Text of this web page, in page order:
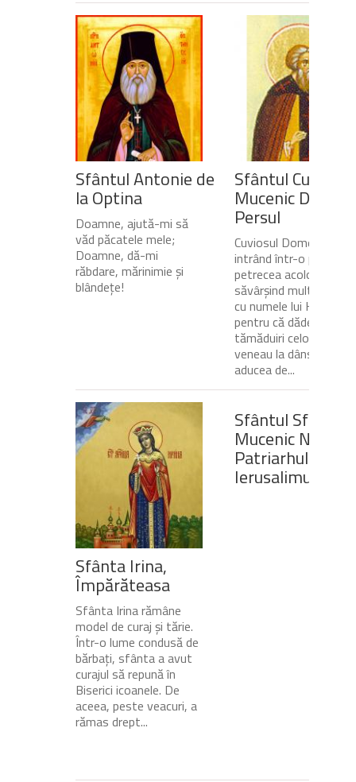
Sfântul Antonie de
la Optina
Doamne, ajută-mi să
văd păcatele mele;
Doamne, dă-mi
răbdare, mărinimie şi
blândeţe!
Sfântul Cuvios
Mucenic
Persul
Cuviosul Dometie
intrând într-o peșteră,
petrecea acolo
săvârșind multe minuni
cu numele lui Hristos,
pentru că dădea
tămăduiri celor ce
veneau la dânsul și îi
aducea de...
Sfânta Irina,
Împărăteasa
Sfânta Irina rămâne
model de curaj și tărie.
Într-o lume condusă de
bărbați, sfânta a avut
curajul să repună în
Biserici icoanele. De
aceea, peste veacuri, a
rămas drept...
Sfântul Sfinţit
Mucenic Narcis,
Patriarhul
Ierusalimului